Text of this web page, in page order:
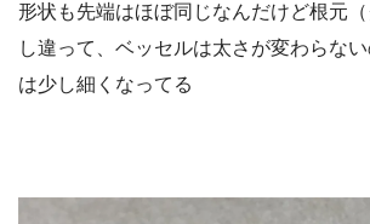
形状も先端はほぼ同じなんだけど根元
し違って、ベッセルは太さが変わらな
は少し細くなってる